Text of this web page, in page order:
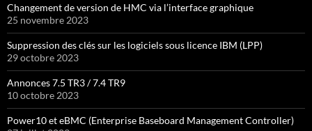
Changement de version de HMC via l’interface graphique
25 novembre 2023
Suppression des clés sur les logiciels sous licence IBM (LPP)
29 octobre 2023
Annonces 7.5 TR3 / 7.4 TR9
10 octobre 2023
Power10 et eBMC (Enterprise Baseboard Management Controller)